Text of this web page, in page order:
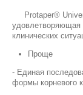
Protaper®
удовлетворяющая
клинических
Проще
- Единая
формы корневого